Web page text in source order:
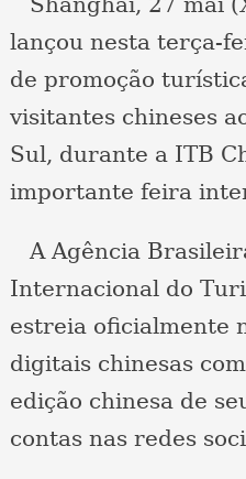
lançou nesta terça-
de promoção
visitantes chineses
Sul, durante a ITB
importante feira
A Agência
Internacional do
estreia oficialmente
digitais chinesas
edição chinesa de
contas nas redes